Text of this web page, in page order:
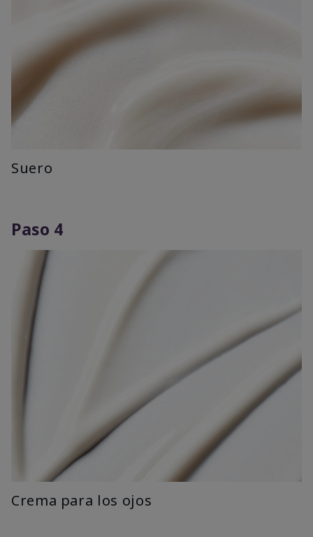
Suero
Paso 4
Crema para los ojos